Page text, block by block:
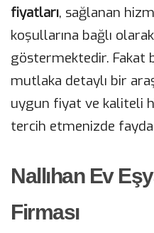
fiyatları, sağlanan
koşullarına bağlı
göstermektedir. Fakat
mutlaka detaylı bir
uygun fiyat ve kaliteli
tercih etmenizde fayda
Nallıhan Ev
Firması